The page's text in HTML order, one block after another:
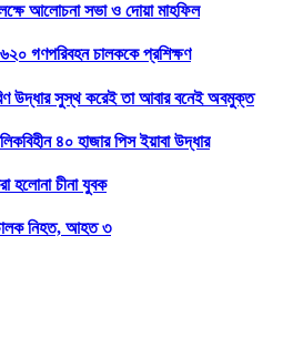
আলোচনা সভা ও দোয়া মাহফিল
গণপরিবহন চালককে প্রশিক্ষণ
উদ্ধার সুস্থ করেই তা আবার বনেই অবমুক্ত
৪০ হাজার পিস ইয়াবা উদ্ধার
হলোনা চীনা যুবক
চালক নিহত, আহত ৩